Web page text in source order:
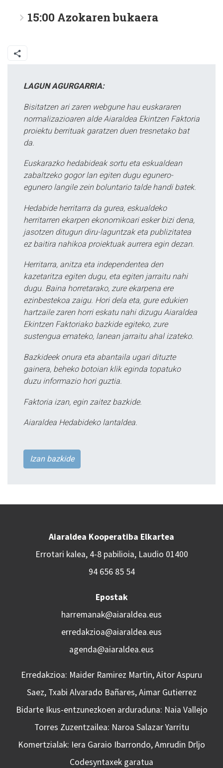
15:00 Azokaren bukaera
LAGUN AGURGARRIA:
Bisitatzen ari zaren webgune hau euskararen
normalizazioaren alde Aiaraldea Ekintzen Faktoria
proiektu berrituak garatzen duen tresnetako bat
da.
Euskarazko hedabideak sortu eta eskualdean
zabaltzeko gogor lan egiten dugu egunero-
egunero langile zein boluntario talde handi batek.
Hedabide herritarra da gurea, eskualdeko
herritarren ekarpen ekonomikoari esker bizi dena,
jasotzen ditugun diru-laguntzak eta publizitatea
ez baitira nahikoa proiektuak aurrera egin dezan.
Herritarra, anitza eta independentea den
kazetaritza egiten dugu, eta egiten jarraitu nahi
dugu. Baina horretarako, zure ekarpena ere
ezinbestekoa zaigu. Hori dela eta, gure edukien
hartzaile zaren horri eskatu nahi dizugu Aiaraldea
Ekintzen Faktoriako bazkide egiteko, zure
sustengua emateko, lanean jarraitu ahal izateko.
Bazkideek onura eta abantaila ugari dituzte
gainera, beheko botoian klik eginda topatuko
duzu informazio hori guztia.
Faktoria izan, egin zaitez bazkide.
Aiaraldea Hedabideko lantaldea.
Izan bazkide
Aiaraldea Kooperatiba Elkartea
Errotari kalea, 4-8 pabilioia, Laudio 01400
94 656 85 54
Epostak
harremanak@aiaraldea.eus
erredakzioa@aiaraldea.eus
agenda@aiaraldea.eus
Erredakzioa: Maider Ramirez Martin, Aitor Aspuru
Saez, Txabi Alvarado Bañares, Aimar Gutierrez
Bidarte Ikus-entzunezkoen arduraduna: Naia Vallejo
Torres Zuzentzailea: Naroa Salazar Yarritu
Komertzialak: Iera Garaio Ibarrondo, Amrudin Drljo
Codesyntaxek garatua